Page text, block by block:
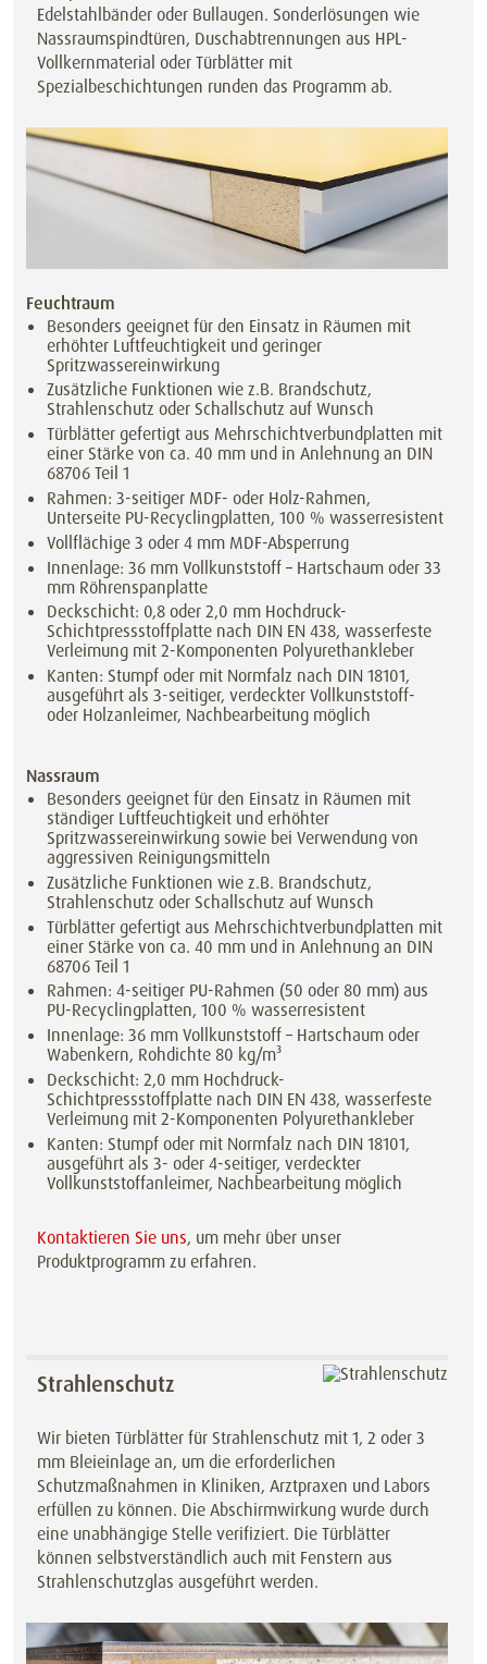
Edelstahlbänder oder Bullaugen. Sonderlösungen wie
Nassraumspindtüren, Duschabtrennungen aus HPL-
Vollkernmaterial oder Türblätter mit
Spezialbeschichtungen runden das Programm ab.
Feuchtraum
Besonders geeignet für den Einsatz in Räumen mit
erhöhter Luftfeuchtigkeit und geringer
Spritzwassereinwirkung
Zusätzliche Funktionen wie z.B. Brandschutz,
Strahlenschutz oder Schallschutz auf Wunsch
Türblätter gefertigt aus Mehrschichtverbundplatten mit
einer Stärke von ca. 40 mm und in Anlehnung an DIN
68706 Teil 1
Rahmen: 3-seitiger MDF- oder Holz-Rahmen,
Unterseite PU-Recyclingplatten, 100 % wasserresistent
Vollflächige 3 oder 4 mm MDF-Absperrung
Innenlage: 36 mm Vollkunststoff – Hartschaum oder 33
mm Röhrenspanplatte
Deckschicht: 0,8 oder 2,0 mm Hochdruck-
Schichtpressstoffplatte nach DIN EN 438, wasserfeste
Verleimung mit 2-Komponenten Polyurethankleber
Kanten: Stumpf oder mit Normfalz nach DIN 18101,
ausgeführt als 3-seitiger, verdeckter Vollkunststoff-
oder Holzanleimer, Nachbearbeitung möglich
Nassraum
Besonders geeignet für den Einsatz in Räumen mit
ständiger Luftfeuchtigkeit und erhöhter
Spritzwassereinwirkung sowie bei Verwendung von
aggressiven Reinigungsmitteln
Zusätzliche Funktionen wie z.B. Brandschutz,
Strahlenschutz oder Schallschutz auf Wunsch
Türblätter gefertigt aus Mehrschichtverbundplatten mit
einer Stärke von ca. 40 mm und in Anlehnung an DIN
68706 Teil 1
Rahmen: 4-seitiger PU-Rahmen (50 oder 80 mm) aus
PU-Recyclingplatten, 100 % wasserresistent
Innenlage: 36 mm Vollkunststoff – Hartschaum oder
Wabenkern, Rohdichte 80 kg/m³
Deckschicht: 2,0 mm Hochdruck-
Schichtpressstoffplatte nach DIN EN 438, wasserfeste
Verleimung mit 2-Komponenten Polyurethankleber
Kanten: Stumpf oder mit Normfalz nach DIN 18101,
ausgeführt als 3- oder 4-seitiger, verdeckter
Vollkunststoffanleimer, Nachbearbeitung möglich
Kontaktieren Sie uns, um mehr über unser
Produktprogramm zu erfahren.
Strahlenschutz
Wir bieten Türblätter für Strahlenschutz mit 1, 2 oder 3
mm Bleieinlage an, um die erforderlichen
Schutzmaßnahmen in Kliniken, Arztpraxen und Labors
erfüllen zu können. Die Abschirmwirkung wurde durch
eine unabhängige Stelle verifiziert. Die Türblätter
können selbstverständlich auch mit Fenstern aus
Strahlenschutzglas ausgeführt werden.